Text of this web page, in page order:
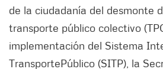
de la ciudadanía del desmonte
transporte público colectivo
implementación del Sistema
TransportePúblico (SITP), la